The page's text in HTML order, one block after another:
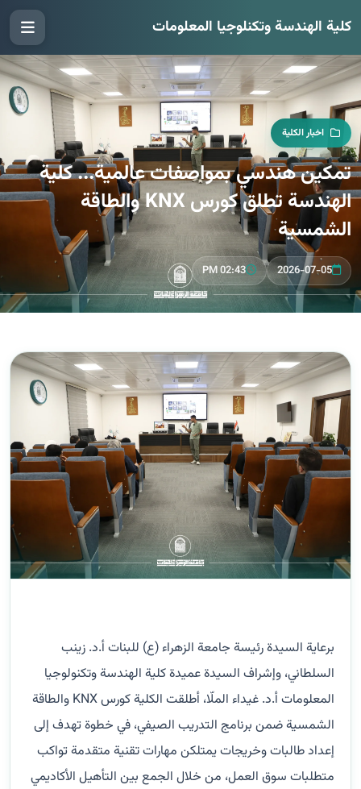
كلية الهندسة وتكنلوجيا المعلومات
اخبار الكلية
تمكين هندسي بمواصفات عالمية... كلية
الهندسة تطلق كورس KNX والطاقة
الشمسية
2026-07-05
02:43 PM
برعاية السيدة رئيسة جامعة الزهراء (ع) للبنات أ.د. زينب
السلطاني، وإشراف السيدة عميدة كلية الهندسة وتكنولوجيا
المعلومات أ.د. غيداء الملّا، أطلقت الكلية كورس KNX والطاقة
الشمسية ضمن برنامج التدريب الصيفي، في خطوة تهدف إلى
إعداد طالبات وخريجات يمتلكن مهارات تقنية متقدمة تواكب
متطلبات سوق العمل، من خلال الجمع بين التأهيل الأكاديمي